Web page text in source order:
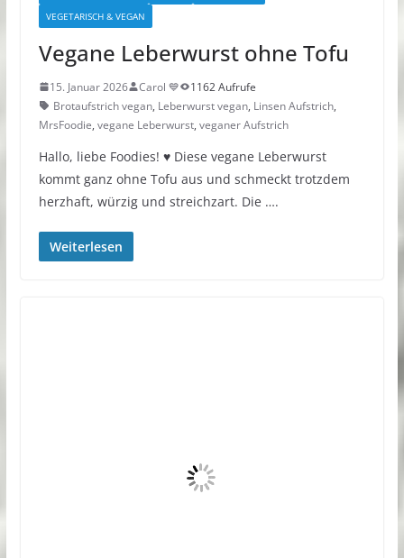
VEGETARISCH & VEGAN
Vegane Leberwurst ohne Tofu
15. Januar 2026 Carol 💙
1162 Aufrufe
Brotaufstrich vegan, Leberwurst vegan, Linsen Aufstrich,
MrsFoodie, vegane Leberwurst, veganer Aufstrich
Hallo, liebe Foodies! ♥︎ Diese vegane Leberwurst
kommt ganz ohne Tofu aus und schmeckt trotzdem
herzhaft, würzig und streichzart. Die ….
Weiterlesen